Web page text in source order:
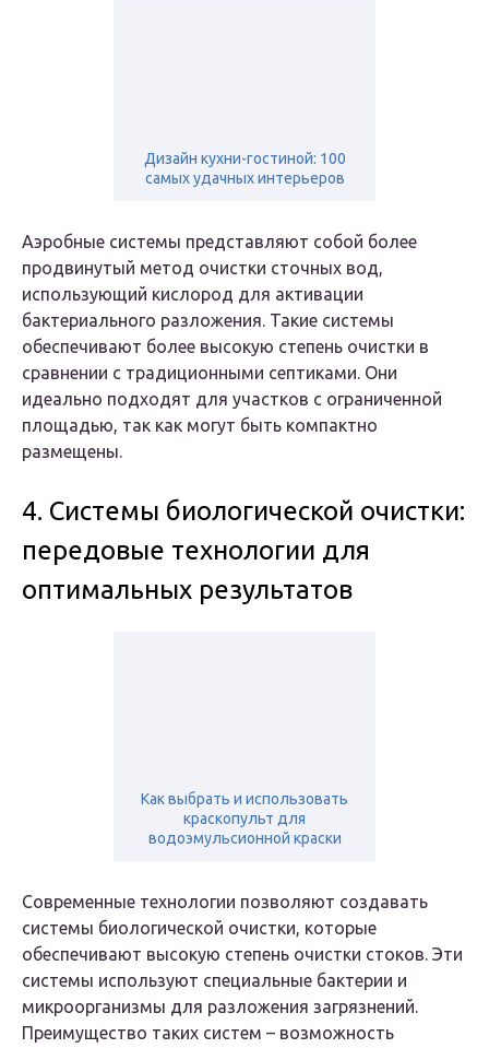
Дизайн кухни-гостиной: 100
самых удачных интерьеров
Аэробные системы представляют собой более
продвинутый метод очистки сточных вод,
использующий кислород для активации
бактериального разложения. Такие системы
обеспечивают более высокую степень очистки в
сравнении с традиционными септиками. Они
идеально подходят для участков с ограниченной
площадью, так как могут быть компактно
размещены.
4. Системы биологической очистки:
передовые технологии для
оптимальных результатов
Как выбрать и использовать
краскопульт для
водоэмульсионной краски
Современные технологии позволяют создавать
системы биологической очистки, которые
обеспечивают высокую степень очистки стоков. Эти
системы используют специальные бактерии и
микроорганизмы для разложения загрязнений.
Преимущество таких систем – возможность